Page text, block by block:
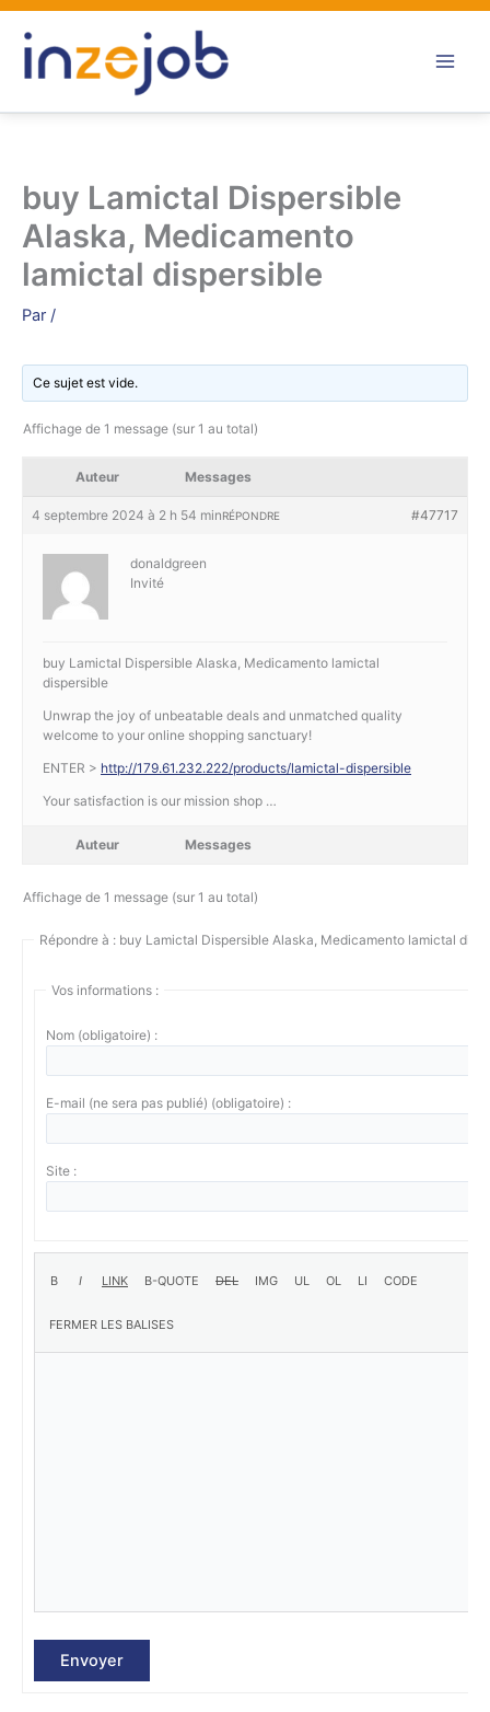
Aller
contenu
buy Lamictal Dispersible
Alaska, Medicamento
lamictal dispersible
Par /
Ce sujet est vide.
Affichage de 1 message (sur 1 au total)
Auteur Messages
4 septembre 2024 à 2 h 54 min #47717
RÉPONDRE
donaldgreen
Invité
buy Lamictal Dispersible Alaska, Medicamento lamictal
dispersible
Unwrap the joy of unbeatable deals and unmatched quality
welcome to your online shopping sanctuary!
ENTER > http://179.61.232.222/products/lamictal-dispersible
Your satisfaction is our mission shop …
Auteur Messages
Affichage de 1 message (sur 1 au total)
Répondre à : buy Lamictal Dispersible Alaska, Medicamento lamictal
Vos informations :
Nom (obligatoire) :
E-mail (ne sera pas publié) (obligatoire) :
Site :
Envoyer